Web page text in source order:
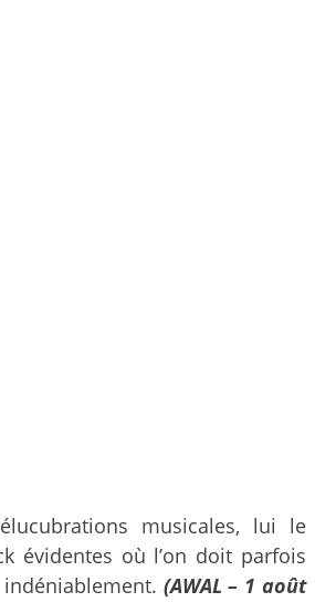
musicales, lui le
évidentes où l’on doit parfois
(AWAL – 1 août